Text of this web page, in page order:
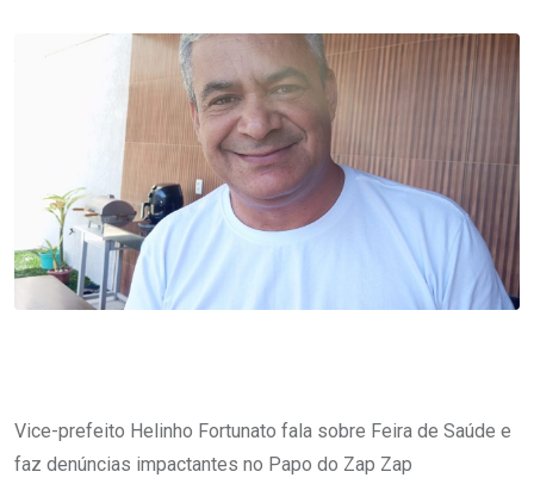
Vice-prefeito Helinho Fortunato fala sobre Feira de Saúde e
faz denúncias impactantes no Papo do Zap Zap